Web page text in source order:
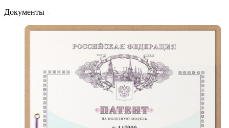
Документы